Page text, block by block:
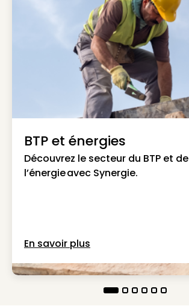
BTP et énergies
Découvrez le secteur du BTP et de
l’énergie avec Synergie.
En savoir plus